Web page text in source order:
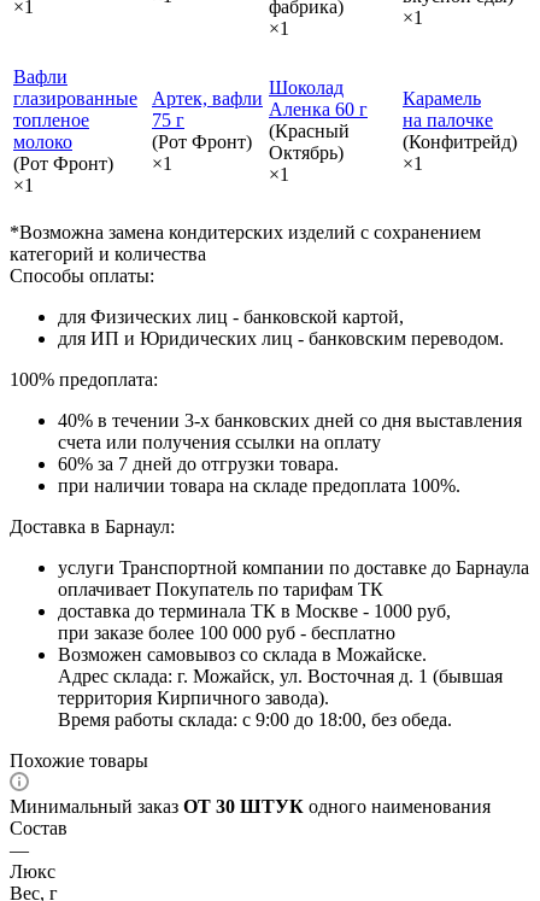
×1
фабрика)
×1
×1
Вафли
глазированные
топленое
молоко
(Рот Фронт)
×1
Артек, вафли
75 г
(Рот Фронт)
×1
Шоколад
Аленка 60 г
(Красный
Октябрь)
×1
Карамель
на палочке
(Конфитрейд)
×1
*Возможна замена кондитерских изделий с сохранением
категорий и количества
Способы оплаты:
для Физических лиц - банковской картой,
для ИП и Юридических лиц - банковским переводом.
100% предоплата:
40% в течении 3-х банковских дней со дня выставления
счета или получения ссылки на оплату
60% за 7 дней до отгрузки товара.
при наличии товара на складе предоплата 100%.
Доставка в Барнаул:
услуги Транспортной компании по доставке до Барнаула
оплачивает Покупатель по тарифам ТК
доставка до терминала ТК в Москве - 1000 руб,
при заказе более 100 000 руб - бесплатно
Возможен самовывоз со склада в Можайске.
Адрес склада: г. Можайск, ул. Восточная д. 1 (бывшая
территория Кирпичного завода).
Время работы склада: с 9:00 до 18:00, без обеда.
Похожие товары
Минимальный заказ ОТ 30 ШТУК одного наименования
Состав
—
Люкс
Вес, г